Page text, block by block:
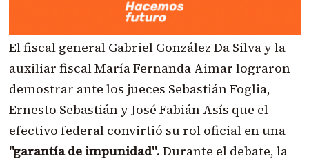
El fiscal general Gabriel González Da Silva y la
auxiliar fiscal María Fernanda Aimar lograron
demostrar ante los jueces Sebastián Foglia,
Ernesto Sebastián y José Fabián Asís que el
efectivo federal convirtió su rol oficial en una
"garantía de impunidad". Durante el debate, la